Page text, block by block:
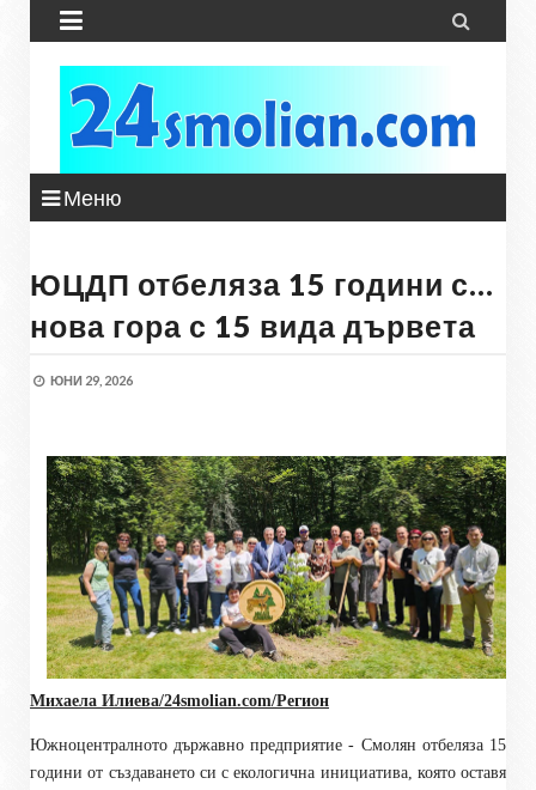
 
Меню
ЮЦДП отбеляза 15 години с…
нова гора с 15 вида дървета
ЮНИ 29, 2026
Михаела Илиева/24smolian.com/Регион
Южноцентралното държавно предприятие - Смолян отбеляза 15
години от създаването си с екологична инициатива, която оставя